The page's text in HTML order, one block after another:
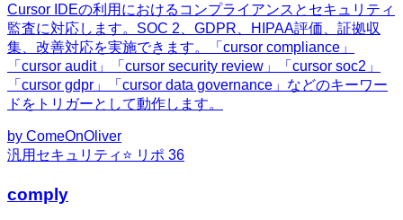
Cursor IDEの利用におけるコンプライアンスとセキュリティ
監査に対応します。SOC 2、GDPR、HIPAA評価、証拠収
集、改善対応を実施できます。「cursor compliance」
「cursor audit」「cursor security review」「cursor soc2」
「cursor gdpr」「cursor data governance」などのキーワー
ドをトリガーとして動作します。
by ComeOnOliver
汎用 セキュリティ ⭐ リポ 36
comply